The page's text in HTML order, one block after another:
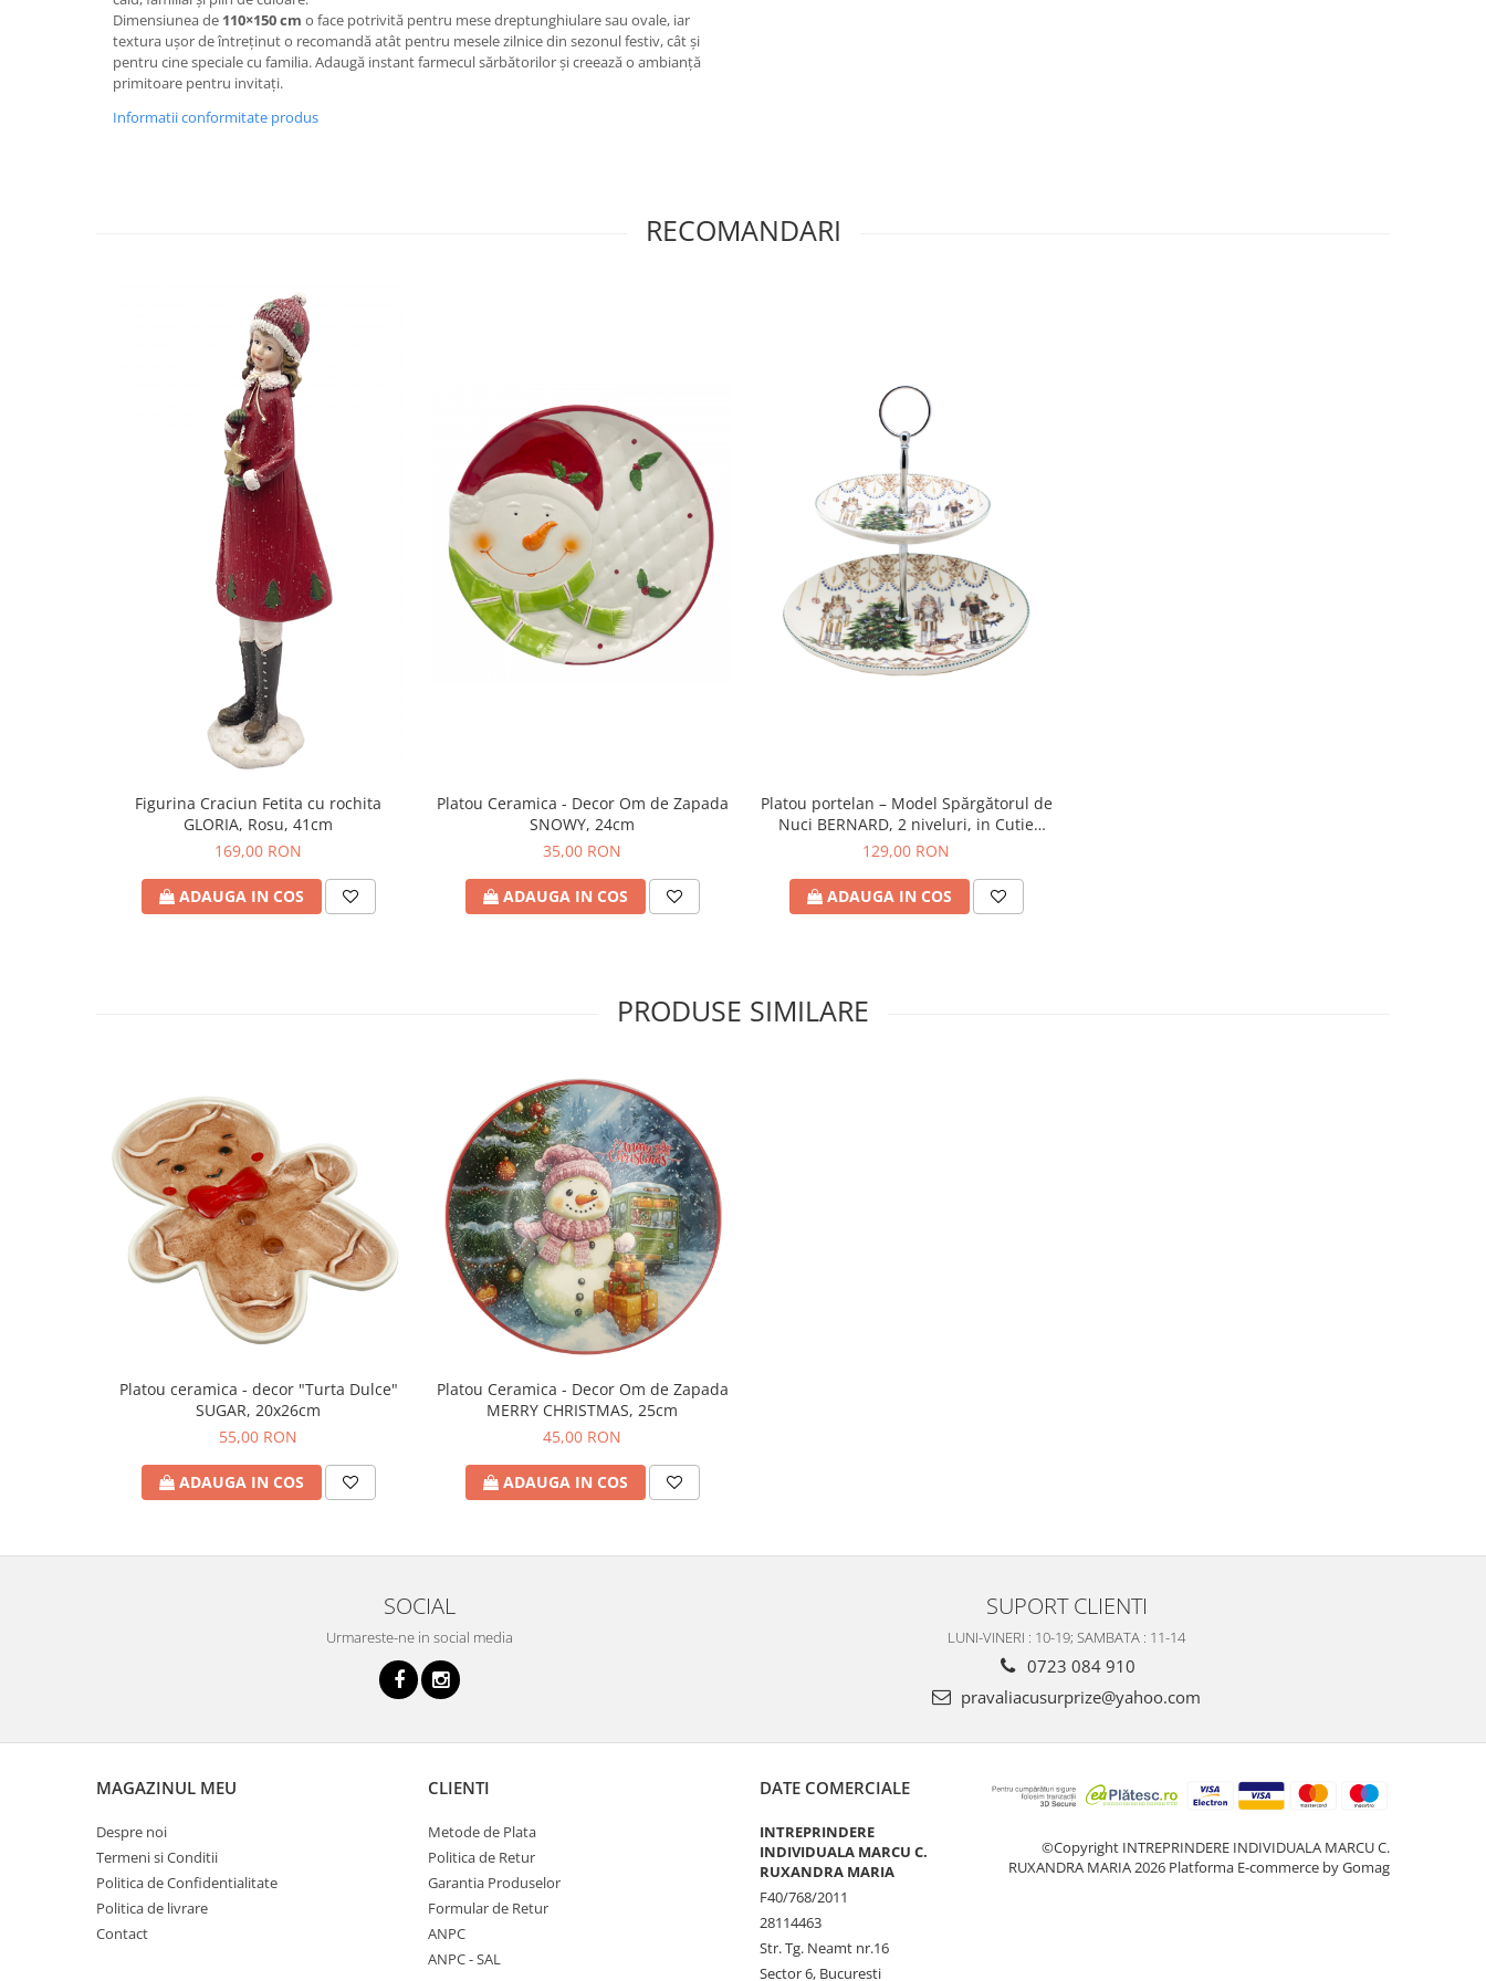
Decoratiuni Craciun
Sweet Wonderland
Crengute Decorative
Decoratiuni Luminoase
Dimensiunea de 110×150 cm o face potrivită pentru mese dreptunghiulare sau ovale, iar
textura ușor de întreținut o recomandă atât pentru mesele zilnice din sezonul festiv, cât și
pentru cine speciale cu familia. Adaugă instant farmecul sărbătorilor și creează o ambianță
primitoare pentru invitați.
Informatii conformitate produs
RECOMANDARI
Figurina Craciun Fetita cu rochita
GLORIA, Rosu, 41cm
169,00 RON
ADAUGA IN COS
Platou Ceramica - Decor Om de Zapada
SNOWY, 24cm
35,00 RON
ADAUGA IN COS
Platou portelan – Model Spărgătorul de
Nuci BERNARD, 2 niveluri, in Cutie
Cadou decorata
129,00 RON
ADAUGA IN COS
PRODUSE SIMILARE
Platou ceramica - decor "Turta Dulce"
SUGAR, 20x26cm
55,00 RON
ADAUGA IN COS
Platou Ceramica - Decor Om de Zapada
MERRY CHRISTMAS, 25cm
45,00 RON
ADAUGA IN COS
SOCIAL
Urmareste-ne in social media
SUPORT CLIENTI
LUNI-VINERI : 10-19; SAMBATA : 11-14
0723 084 910
pravaliacusurprize@yahoo.com
MAGAZINUL MEU
Despre noi
Termeni si Conditii
Politica de Confidentialitate
Politica de livrare
Contact
CLIENTI
Metode de Plata
Politica de Retur
Garantia Produselor
Formular de Retur
ANPC
ANPC - SAL
DATE COMERCIALE
INTREPRINDERE
INDIVIDUALA MARCU C.
RUXANDRA MARIA
F40/768/2011
28114463
Str. Tg. Neamt nr.16
Sector 6, Bucuresti
©Copyright INTREPRINDERE INDIVIDUALA MARCU C.
RUXANDRA MARIA 2026 Platforma E-commerce by Gomag